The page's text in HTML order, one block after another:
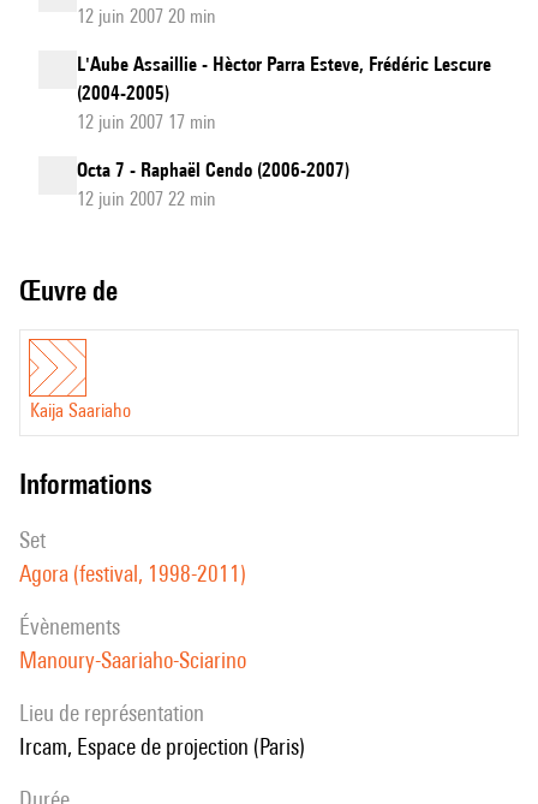
12 juin 2007 20 min
L'Aube Assaillie - Hèctor Parra Esteve, Frédéric Lescure
(2004-2005)
12 juin 2007 17 min
Octa 7 - Raphaël Cendo (2006-2007)
12 juin 2007 22 min
Œuvre de
Kaija Saariaho
informations
set
Agora (festival, 1998-2011)
évènements
Manoury-Saariaho-Sciarino
Lieu de représentation
Ircam, Espace de projection (Paris)